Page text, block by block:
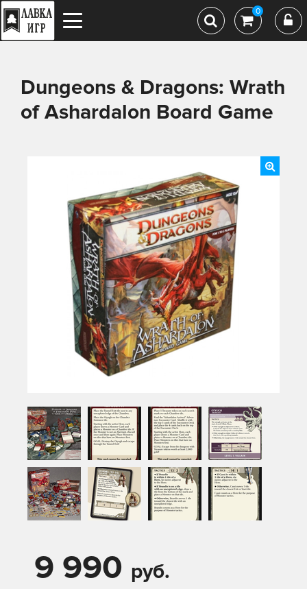
0
Dungeons & Dragons: Wrath
of Ashardalon Board Game
9 990 руб.